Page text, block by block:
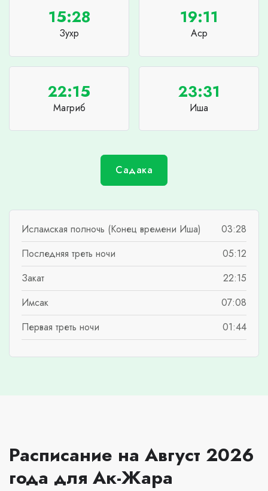
15:28
Зухр
19:11
Аср
22:15
Магриб
23:31
Иша
Садака
Исламская полночь (Конец времени Иша)
03:28
Последняя треть ночи
05:12
Закат
22:15
Имсак
07:08
Первая треть ночи
01:44
Расписание на Август 2026
года для Ак-Жара